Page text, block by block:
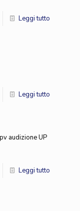
Leggi tutto
Leggi tutto
audizione UP
Leggi tutto